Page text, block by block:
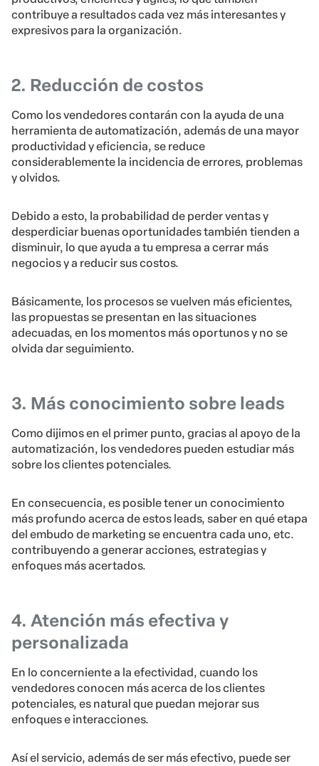
contribuye a resultados cada vez más interesantes y
expresivos para la organización.
2. Reducción de costos
Como los vendedores contarán con la ayuda de una
herramienta de automatización, además de una mayor
productividad y eficiencia, se reduce
considerablemente la incidencia de errores, problemas
y olvidos.
Debido a esto, la probabilidad de perder ventas y
desperdiciar buenas oportunidades también tienden a
disminuir, lo que ayuda a tu empresa a cerrar más
negocios y a reducir sus costos.
Básicamente, los procesos se vuelven más eficientes,
las propuestas se presentan en las situaciones
adecuadas, en los momentos más oportunos y no se
olvida dar seguimiento.
3. Más conocimiento sobre leads
Como dijimos en el primer punto, gracias al apoyo de la
automatización, los vendedores pueden estudiar más
sobre los clientes potenciales.
En consecuencia, es posible tener un conocimiento
más profundo acerca de estos leads, saber en qué etapa
del embudo de marketing se encuentra cada uno, etc.
contribuyendo a generar acciones, estrategias y
enfoques más acertados.
4. Atención más efectiva y
personalizada
En lo concerniente a la efectividad, cuando los
vendedores conocen más acerca de los clientes
potenciales, es natural que puedan mejorar sus
enfoques e interacciones.
Así el servicio, además de ser más efectivo, puede ser